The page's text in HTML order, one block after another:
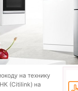
на технику
(Citilink) на